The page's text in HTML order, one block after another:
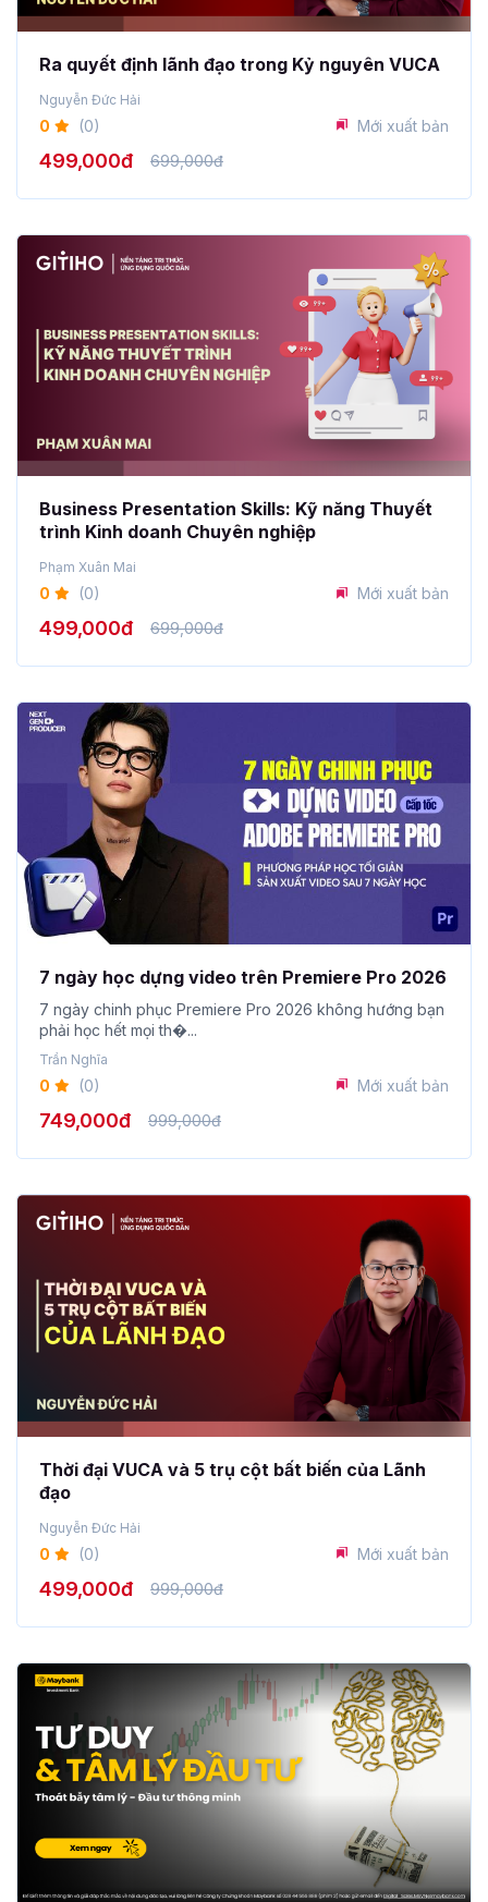
Ra quyết định lãnh đạo trong Kỷ nguyên VUCA
Nguyễn Đức Hải
0 (0) Mới xuất bản
499,000đ 699,000đ
Business Presentation Skills: Kỹ năng Thuyết
trình Kinh doanh Chuyên nghiệp
Phạm Xuân Mai
0 (0) Mới xuất bản
499,000đ 699,000đ
7 ngày học dựng video trên Premiere Pro 2026
7 ngày chinh phục Premiere Pro 2026 không hướng bạn
phải học hết mọi th�...
Trần Nghĩa
0 (0) Mới xuất bản
749,000đ 999,000đ
Thời đại VUCA và 5 trụ cột bất biến của Lãnh
đạo
Nguyễn Đức Hải
0 (0) Mới xuất bản
499,000đ 999,000đ